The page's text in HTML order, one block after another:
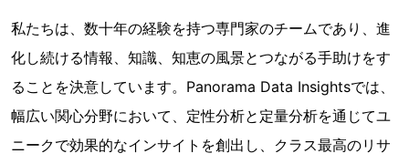
私たちは、数十年の経験を持つ専門家のチームであり、進
化し続ける情報、知識、知恵の風景とつながる手助けをす
ることを決意しています。Panorama Data Insightsでは、
幅広い関心分野において、定性分析と定量分析を通じてユ
ニークで効果的なインサイトを創出し、クラス最高のリサ